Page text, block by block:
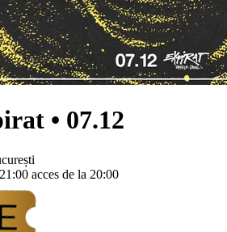
• 07.12
acces de la 20:00